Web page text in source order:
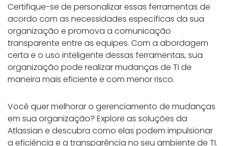
Certifique-se de personalizar essas ferramentas de
acordo com as necessidades específicas da sua
organização e promova a comunicação
transparente entre as equipes. Com a abordagem
certa e o uso inteligente dessas ferramentas, sua
organização pode realizar mudanças de TI de
maneira mais eficiente e com menor risco.
Você quer melhorar o gerenciamento de mudanças
em sua organização? Explore as soluções da
Atlassian e descubra como elas podem impulsionar
a eficiência e a transparência no seu ambiente de TI.